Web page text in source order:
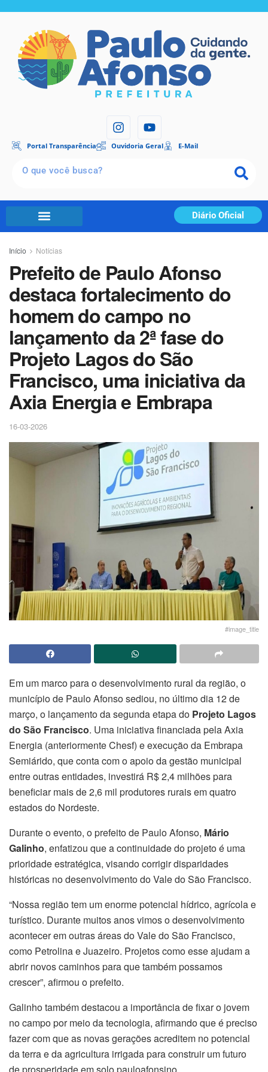
Portal Transparência Ouvidoria Geral E-Mail
Diário Oficial
Início Notícias
Prefeito de Paulo Afonso
destaca fortalecimento do
homem do campo no
lançamento da 2ª fase do
Projeto Lagos do São
Francisco, uma iniciativa da
Axia Energia e Embrapa
16-03-2026
#image_title
Em um marco para o desenvolvimento rural da região, o
município de Paulo Afonso sediou, no último dia 12 de
março, o lançamento da segunda etapa do Projeto Lagos
do São Francisco. Uma iniciativa financiada pela Axia
Energia (anteriormente Chesf) e execução da Embrapa
Semiárido, que conta com o apoio da gestão municipal
entre outras entidades, investirá R$ 2,4 milhões para
beneficiar mais de 2,6 mil produtores rurais em quatro
estados do Nordeste.
Durante o evento, o prefeito de Paulo Afonso, Mário
Galinho, enfatizou que a continuidade do projeto é uma
prioridade estratégica, visando corrigir disparidades
históricas no desenvolvimento do Vale do São Francisco.
“Nossa região tem um enorme potencial hídrico, agrícola e
turístico. Durante muitos anos vimos o desenvolvimento
acontecer em outras áreas do Vale do São Francisco,
como Petrolina e Juazeiro. Projetos como esse ajudam a
abrir novos caminhos para que também possamos
crescer”, afirmou o prefeito.
Galinho também destacou a importância de fixar o jovem
no campo por meio da tecnologia, afirmando que é preciso
fazer com que as novas gerações acreditem no potencial
da terra e da agricultura irrigada para construir um futuro